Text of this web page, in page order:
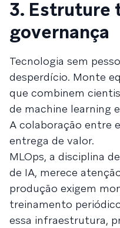
3. Estruture
governança
Tecnologia sem
desperdício. Monte
que combinem
de machine learning
A colaboração entre
entrega de valor.
MLOps, a disciplina
de IA, merece
produção exigem
treinamento
essa infraestrutura,